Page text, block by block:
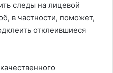
следы на лицевой
в частности, поможет,
отклеившиеся